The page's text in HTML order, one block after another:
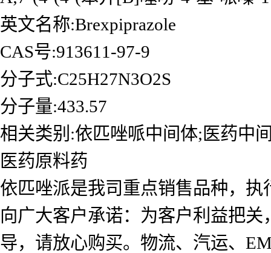
英文名称:Brexpiprazole
CAS号:913611-97-9
分子式:C25H27N3O2S
分子量:433.57
相关类别:依匹唑哌中间体;医药中
医药原料药
依匹唑派是我司重点销售品种，
向广大客户承诺：为客户利益把
导，请放心购买。物流、汽运、